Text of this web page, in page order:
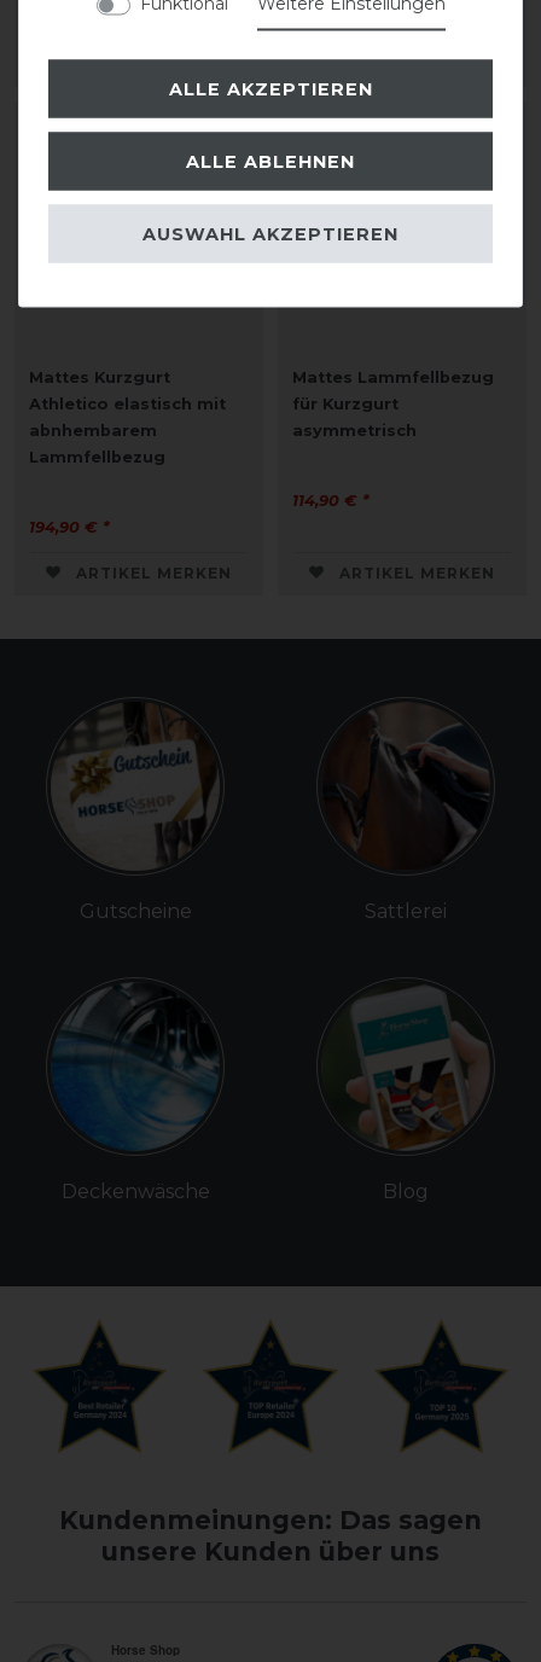
104,90 € *
ARTIKEL MERKEN ARTIKEL MERKEN
Mattes Kurzgurt
Athletico elastisch mit
abnhembarem
Lammfellbezug
194,90 € *
ARTIKEL MERKEN
Mattes Lammfellbezug
für Kurzgurt
asymmetrisch
114,90 € *
ARTIKEL MERKEN
Gutscheine
Deckenwäsche
Sattlerei
Blog
Kundenmeinungen: Das sagen
unsere Kunden über uns
ALLE AKZEPTIEREN
ALLE ABLEHNEN
AUSWAHL AKZEPTIEREN